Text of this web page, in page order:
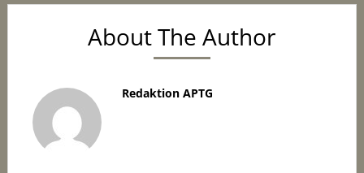
About The Author
Redaktion APTG